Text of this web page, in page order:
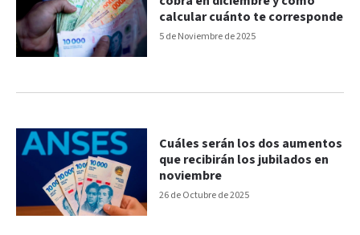
5 de Noviembre de 2025
calcular cuánto te corresponde
26 de Octubre de 2025
Cuáles serán los dos aumentos
que recibirán los jubilados en
noviembre